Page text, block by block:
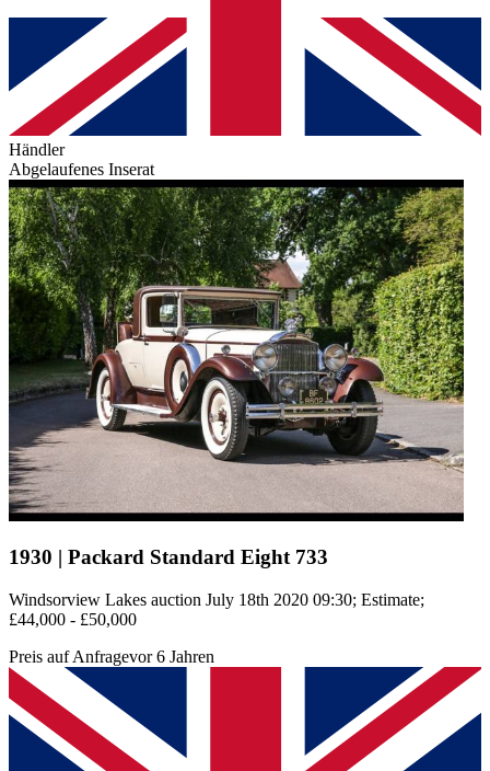
Händler
Abgelaufenes Inserat
1930 | Packard Standard Eight 733
Windsorview Lakes auction July 18th 2020 09:30; Estimate;
£44,000 - £50,000
Preis auf Anfragevor 6 Jahren